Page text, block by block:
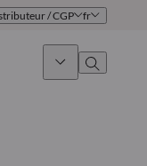
/ CGP fr